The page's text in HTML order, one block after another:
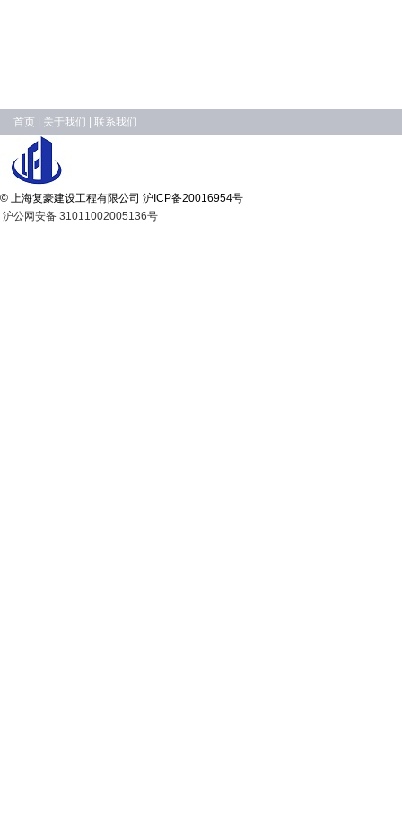
首页 关于我们 联系我们
© 上海复豪建设工程有限公司 沪ICP备20016954号
沪公网安备 31011002005136号